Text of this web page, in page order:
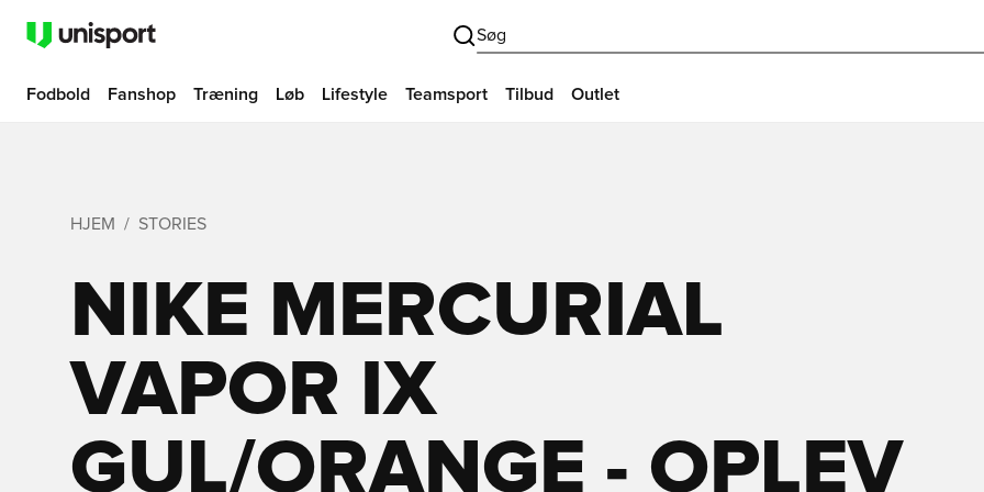
Søg
Fodbold Fanshop Træning Løb Lifestyle Teamsport Tilbud Outlet
HJEM STORIES
NIKE MERCURIAL
VAPOR IX
GUL/ORANGE - OPLEV